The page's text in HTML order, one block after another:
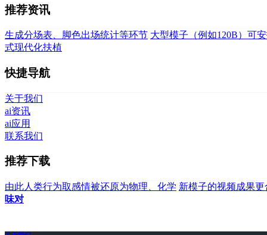
推荐资讯
生成分场表、脚色出场统计等环节 大型模子（例如120B）可
式现代化扶植
快捷导航
关于我们
ai资讯
ai应用
联系我们
推荐下载
由此人类行为取感情被还原为物理、化学 新模子的视频成果
味对